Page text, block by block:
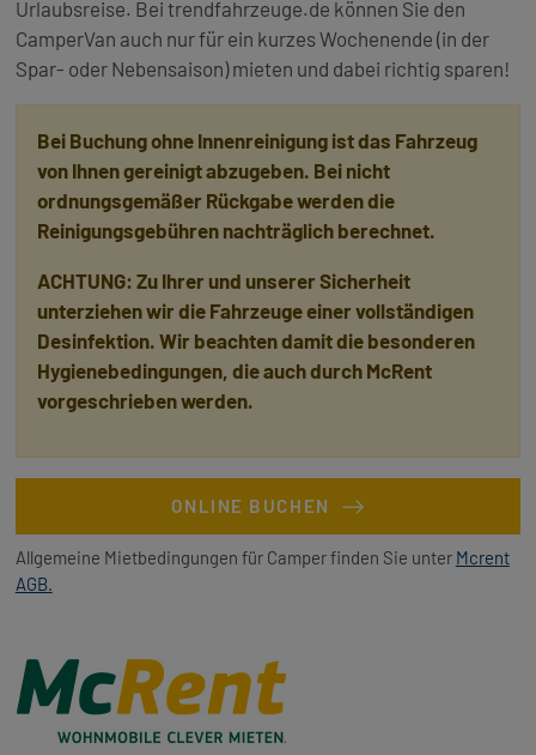
Urlaubsreise. Bei trendfahrzeuge.de können Sie den
CamperVan auch nur für ein kurzes Wochenende (in der
Spar- oder Nebensaison) mieten und dabei richtig sparen!
Bei Buchung ohne Innenreinigung ist das Fahrzeug
von Ihnen gereinigt abzugeben. Bei nicht
ordnungsgemäßer Rückgabe werden die
Reinigungsgebühren nachträglich berechnet.
ACHTUNG: Zu Ihrer und unserer Sicherheit
unterziehen wir die Fahrzeuge einer vollständigen
Desinfektion. Wir beachten damit die besonderen
Hygienebedingungen, die auch durch McRent
vorgeschrieben werden.
ONLINE BUCHEN
Allgemeine Mietbedingungen für Camper finden Sie unter Mcrent
AGB.